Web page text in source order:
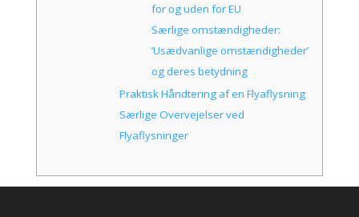
for og uden for EU
Særlige omstændigheder:
‘Usædvanlige omstændigheder’
og deres betydning
Praktisk Håndtering af en Flyaflysning
Særlige Overvejelser ved
Flyaflysninger